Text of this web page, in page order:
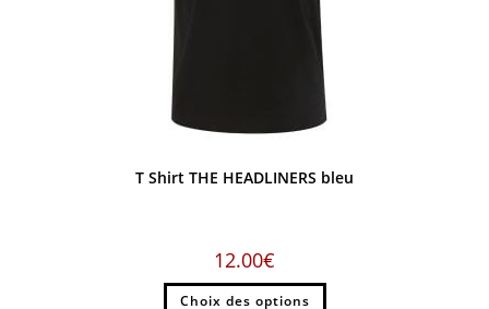
T Shirt THE HEADLINERS bleu
12.00€
Choix des options